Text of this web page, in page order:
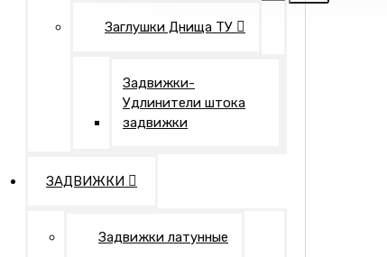
Заглушки Днища ТУ
Задвижки-
Удлинители штока
задвижки
ЗАДВИЖКИ
Задвижки латунные